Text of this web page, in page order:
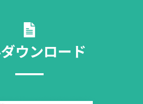
ウンロード